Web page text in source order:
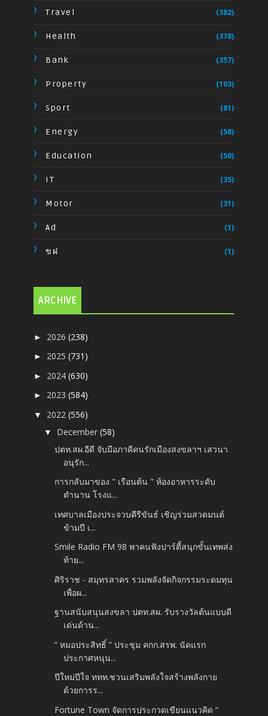
Travel (382)
Health (378)
Bank (357)
Property (103)
Sport (81)
Energy (58)
Education (50)
IT (35)
Motor (31)
Ad (1)
ขฝ (1)
ARCHIVE
► 2026(238)
► 2025(731)
► 2024(630)
► 2023(584)
▼ 2022(556)
▼ December(58)
ปตท.สผ.อีดี จับมือภาคีคนรักเมืองสงขลาฯ เสวนา
อนุรัก...
การกลับมาของ " เรือนต้น " ห้องอาหารระดับ
ตำนาน โรงแ...
เทศบาลเมืองประจวบคีรีขันธ์ เชิญร่วมสวดมนต์
ข้ามปี เ...
Smile Radio FM 98 พาคนฟังปาร์ตี้สนุกขั้นเทพส่ง
ท้าย...
ศิริราช - สมุทรสาคร รวมพลังจัดกิจกรรมระดมทุน
เพื่อผ...
ฐานสนับสนุนสงขลา ปตท.สผ. รับรางวัลต้นแบบดี
เด่นด้าน...
“ หมอประสิทธิ์ ” ประชุม คกก.สรพ. นัดแรก
ประกาศหนุน...
ปีใหม่ปีใจ ททท.ชวนเสริมพลังใจสร้างพลังกาย
ด้วยการร...
Fortune Town จัดการประกวดเขียนแนวคิด “